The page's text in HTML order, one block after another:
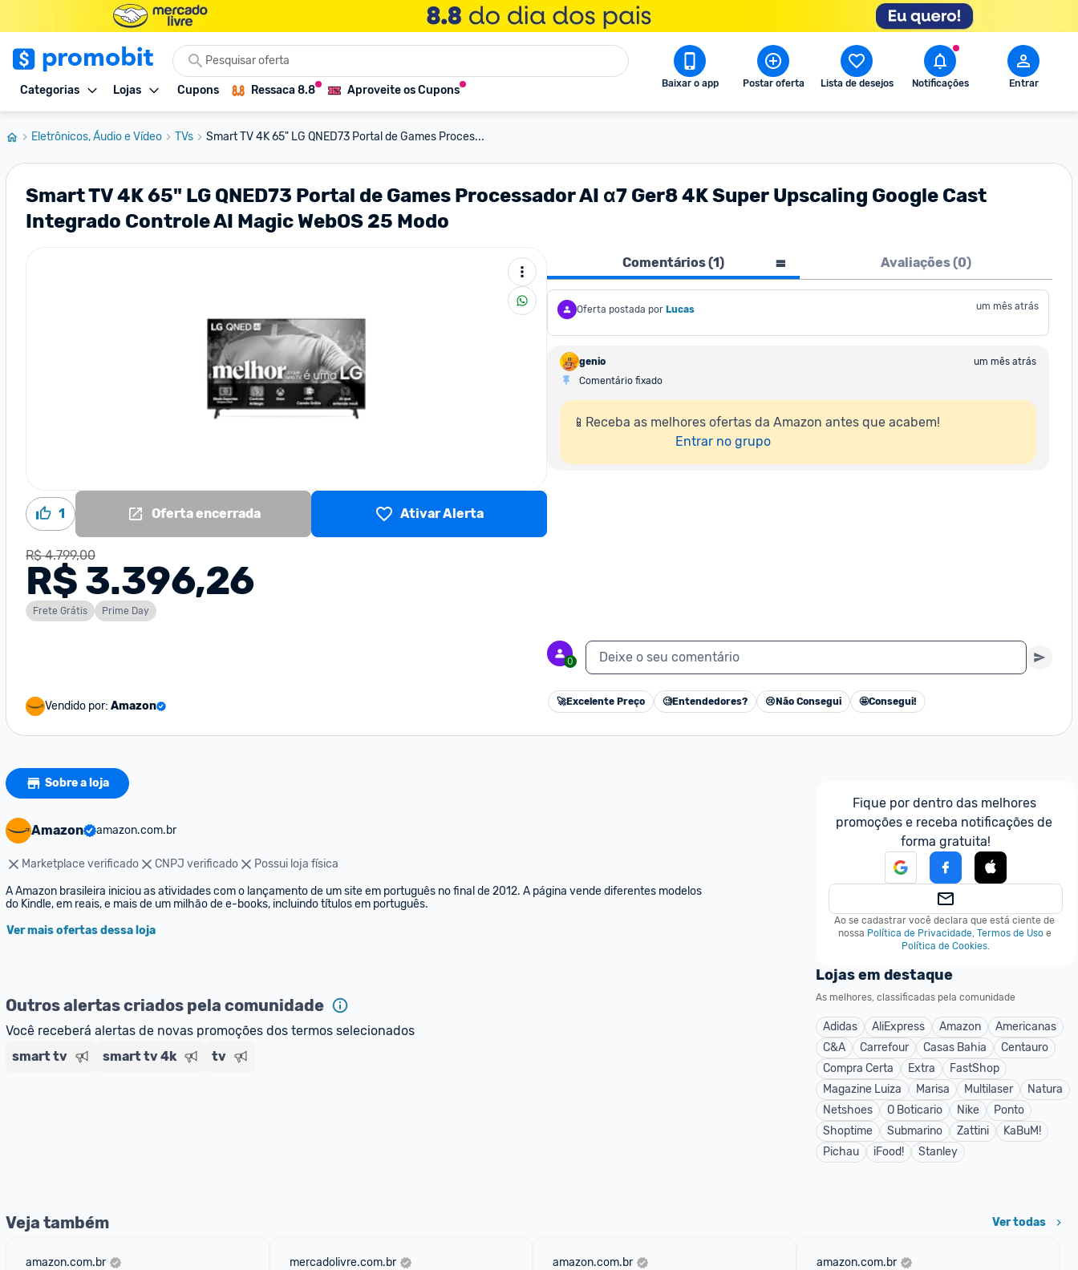
Categorias Lojas Cupons Ressaca 8.8 Aproveite os Cupons Baixar o app Postar oferta Lista de desejos Notificações Entrar
Eletrônicos, Áudio e Vídeo TVs Smart TV 4K 65" LG QNED73 Portal de Games Proces...
Smart TV 4K 65" LG QNED73 Portal de Games Processador AI α7 Ger8 4K Super Upscaling Google Cast
Integrado Controle AI Magic WebOS 25 Modo
1 Oferta encerrada Ativar Alerta
R$ 4.799,00
R$ 3.396,26
Frete Grátis Prime Day
Vendido por: Amazon
Comentários (1) Avaliações (0)
Oferta postada por Lucas um mês atrás
genio
um mês atrás
Comentário fixado
📱Receba as melhores ofertas da Amazon antes que acabem!
Entrar no grupo
0 Deixe o seu comentário
🚀Excelente Preço 🧐Entendedores? 😢 Não Consegui 🤩Consegui!
Sobre a loja
Amazon amazon.com.br
Marketplace verificado CNPJ verificado
Possui loja física
A Amazon brasileira iniciou as atividades com o lançamento de um site em português no final de 2012. A página vende diferentes modelos
do Kindle, em reais, e mais de um milhão de e-books, incluindo títulos em português.
Ver mais ofertas dessa loja
Outros alertas criados pela comunidade
Você receberá alertas de novas promoções dos termos selecionados
smart tv
smart tv 4k tv
Fique por dentro das melhores
promoções e receba notificações de
forma gratuita!
Ao se cadastrar você declara que está ciente de
nossa Política de Privacidade, Termos de Uso e
Política de Cookies.
Lojas em destaque
As melhores, classificadas pela comunidade
Adidas AliExpress Amazon
Americanas
C&A
Carrefour Casas Bahia
Centauro
Compra Certa
Extra
FastShop
Magazine Luiza
Marisa Multilaser
Natura
Netshoes
O Boticario Nike
Ponto
Shoptime
Submarino Zattini
KaBuM!
Pichau
iFood! Stanley
Veja também Ver todas
amazon.com.br mercadolivre.com.br amazon.com.br amazon.com.br